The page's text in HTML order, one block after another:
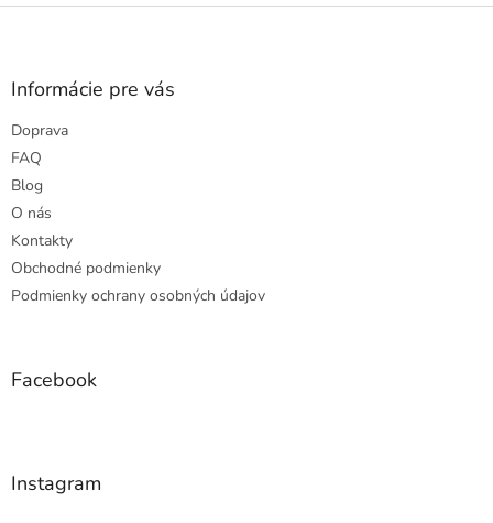
Z
Informácie pre vás
Doprava
FAQ
Blog
O nás
Kontakty
Obchodné podmienky
Podmienky ochrany osobných údajov
Facebook
Instagram